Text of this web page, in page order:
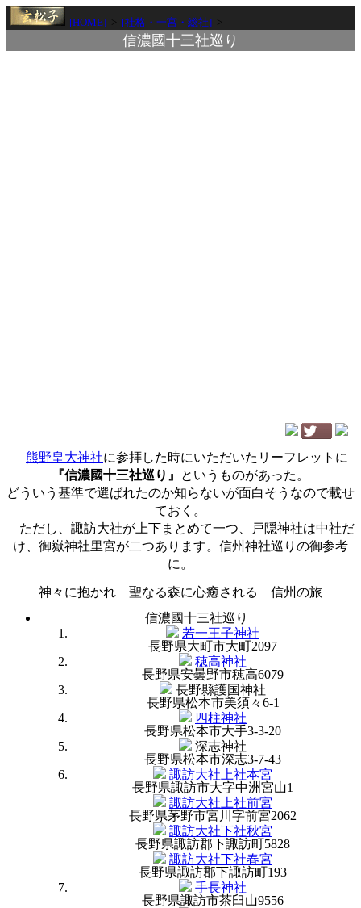
[HOME] [社格・一宮・総社]
信濃國十三社巡り
熊野皇大神社に参拝した時にいただいたリーフレットに
『信濃國十三社巡り』
というものがあった。
どういう基準で選ばれたのか知らないが面白そうなので載せ
ておく。
ただし、諏訪大社が上下まとめて一つ、戸隠神社は中社だ
け、御嶽神社里宮が二つあります。信州神社巡りの御参考
に。
神々に抱かれ 聖なる森に心癒される 信州の旅
信濃國十三社巡り
若一王子神社
長野県大町市大町2097
穂高神社
長野県安曇野市穂高6079
長野縣護国神社
長野県松本市美須々6-1
四柱神社
長野県松本市大手3-3-20
深志神社
長野県松本市深志3-7-43
諏訪大社上社本宮
長野県諏訪市大字中洲宮山1
諏訪大社上社前宮
長野県茅野市宮川字前宮2062
諏訪大社下社秋宮
長野県諏訪郡下諏訪町5828
諏訪大社下社春宮
長野県諏訪郡下諏訪町193
手長神社
長野県諏訪市茶臼山9556